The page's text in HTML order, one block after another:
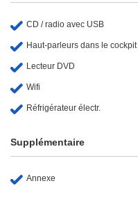
CD / radio avec USB
Haut-parleurs dans le cockpit
Lecteur DVD
Wifi
Réfrigérateur électr.
Supplémentaire
Annexe